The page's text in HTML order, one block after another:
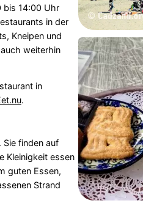
bis 14:00 Uhr
in der
Kneipen und
weiterhin
in
.
Sie finden auf
Kleinigkeit essen
guten Essen,
Strand